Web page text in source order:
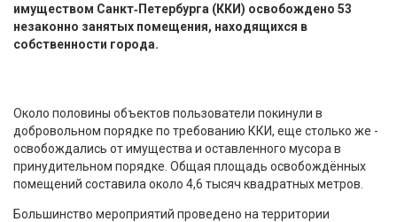
имуществом Санкт‑Петербурга (ККИ) освобождено 53
незаконно занятых помещения, находящихся в
собственности города.
Около половины объектов пользователи покинули в
добровольном порядке по требованию ККИ, еще столько же -
освобождались от имущества и оставленного мусора в
принудительном порядке. Общая площадь освобождённых
помещений составила около 4,6 тысяч квадратных метров.
Большинство мероприятий проведено на территории